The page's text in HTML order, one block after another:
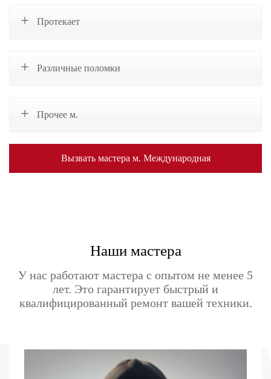
Протекает
Различные поломки
Прочее м.
Вызвать мастера м. Международная
Наши мастера
У нас работают мастера с опытом не менее 5
лет. Это гарантирует быстрый и
квалифицированный ремонт вашей техники.